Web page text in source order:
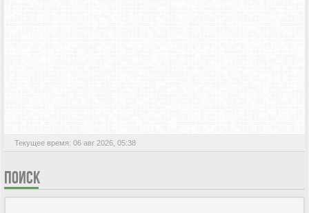
Текущее время: 06 авг 2026, 05:38
ПОИСК